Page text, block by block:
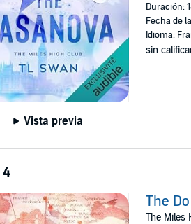
Vista previa
Duración:
Fecha de
Idioma:
sin
The
The Miles